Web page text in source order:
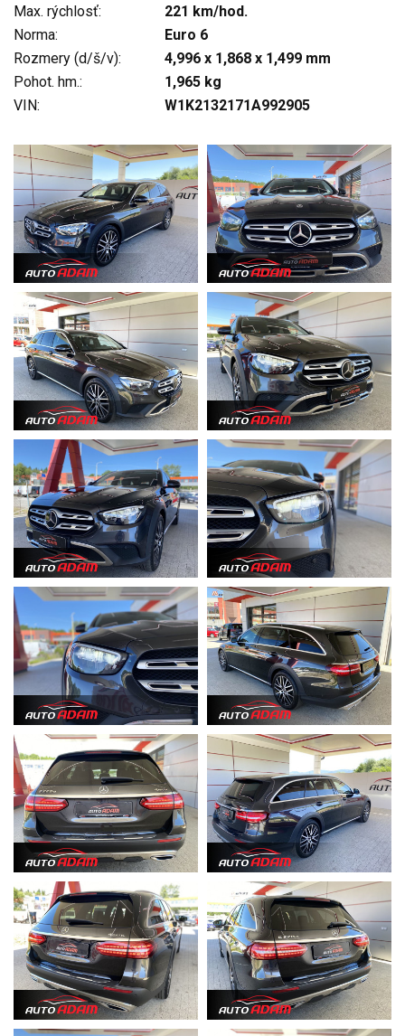
Max. rýchlosť:
221 km/hod.
Norma:
Euro 6
Rozmery (d/š/v):
4,996 x 1,868 x 1,499 mm
Pohot. hm.:
1,965 kg
VIN:
W1K2132171A992905